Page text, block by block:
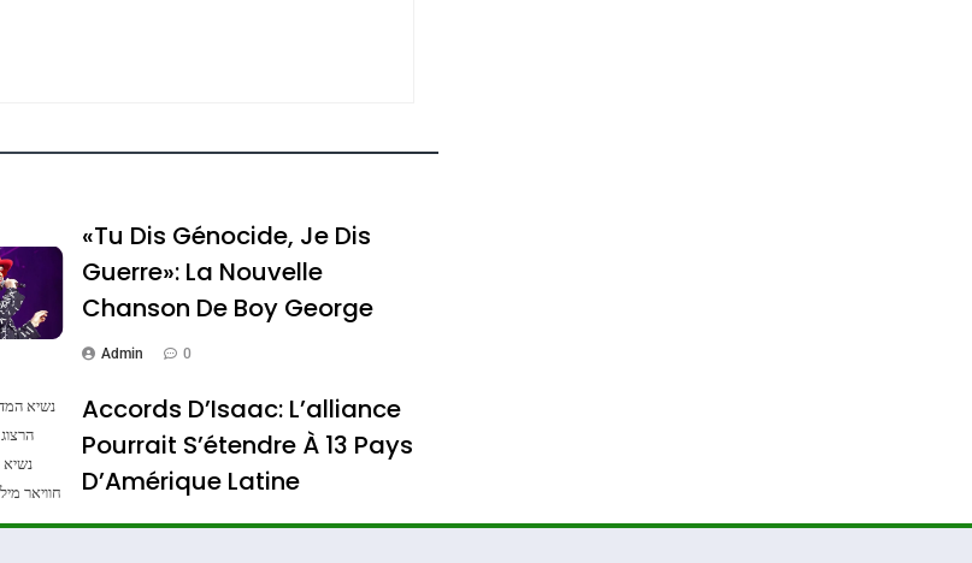
«Tu Dis Génocide, Je Dis
Guerre»: La Nouvelle
Chanson De Boy George
Admin 0
נשיא
נשיא
חוויאר
הנשיא
Accords D’Isaac: L’alliance
Pourrait S’étendre À 13 Pays
D’Amérique Latine
Admin 0
Stauber